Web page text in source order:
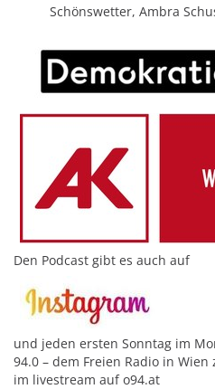
Schönswetter, Ambra
Den Podcast gibt es auch auf
und jeden ersten Sonntag im
94.0 – dem Freien Radio in
im livestream auf o94.at